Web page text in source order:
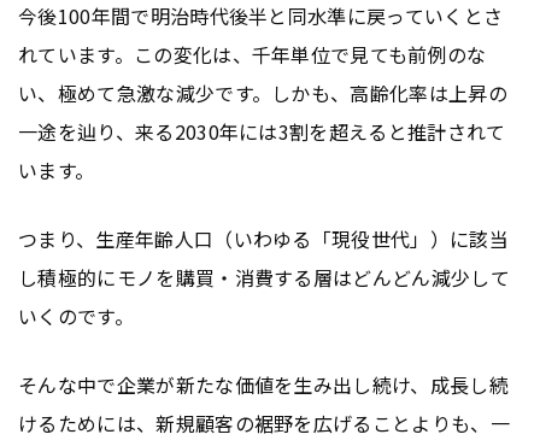
今後100年間で明治時代後半と同水準に戻っていくとさ
れています。この変化は、千年単位で見ても前例のな
い、極めて急激な減少です。しかも、高齢化率は上昇の
一途を辿り、来る2030年には3割を超えると推計されて
います。
つまり、生産年齢人口（いわゆる「現役世代」）に該当
し積極的にモノを購買・消費する層はどんどん減少して
いくのです。
そんな中で企業が新たな価値を生み出し続け、成長し続
けるためには、新規顧客の裾野を広げることよりも、一